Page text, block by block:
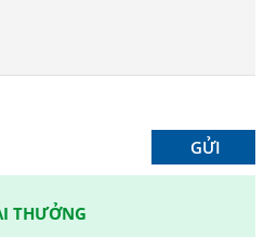
THƯỞNG